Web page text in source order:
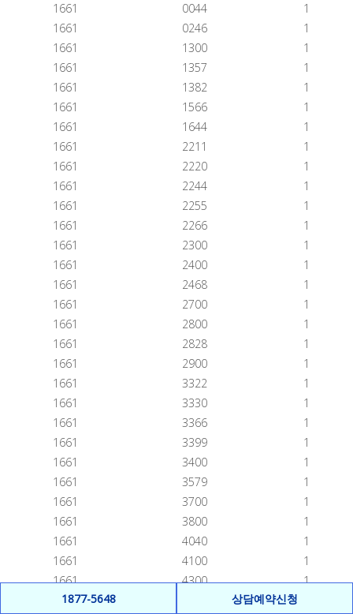
1661
0044
1
1661
0246
1
1661
1300
1
1661
1357
1
1661
1382
1
1661
1566
1
1661
1644
1
1661
2211
1
1661
2220
1
1661
2244
1
1661
2255
1
1661
2266
1
1661
2300
1
1661
2400
1
1661
2468
1
1661
2700
1
1661
2800
1
1661
2828
1
1661
2900
1
1661
3322
1
1661
3330
1
1661
3366
1
1661
3399
1
1661
3400
1
1661
3579
1
1661
3700
1
1661
3800
1
1661
4040
1
1661
4100
1
1661
4300
1
1661
1877-5648 상담예약신청